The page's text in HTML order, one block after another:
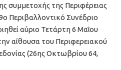
συμμετοχής της Περιφέρειας
Περιβαλλοντικό Συνέδριο
αύριο Τετάρτη 6 Μαΐου
αίθουσα του Περιφερειακού
(26ης Οκτωβρίου 64,